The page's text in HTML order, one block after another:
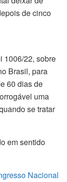
de cinco
1006/22, sobre
Brasil, para
60 dias de
uma
se tratar
em sentido
Nacional